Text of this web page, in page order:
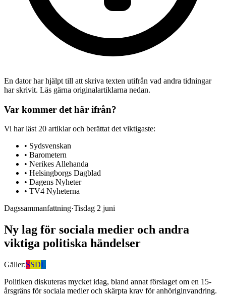
En dator har hjälpt till att skriva texten utifrån vad andra tidningar
har skrivit. Läs gärna originalartiklarna nedan.
Var kommer det här ifrån?
Vi har läst 20 artiklaroch berättat det viktigaste:
• Sydsvenskan
• Barometern
• Nerikes Allehanda
• Helsingborgs Dagblad
• Dagens Nyheter
• TV4 Nyheterna
Dagssammanfattning·Tisdag 2 juni
Ny lag för sociala medier och andra
viktiga politiska händelser
Gäller:SSDL
Politiken diskuteras mycket idag, bland annat förslaget om en 15-
årsgräns för sociala medier och skärpta krav för anhöriginvandring.